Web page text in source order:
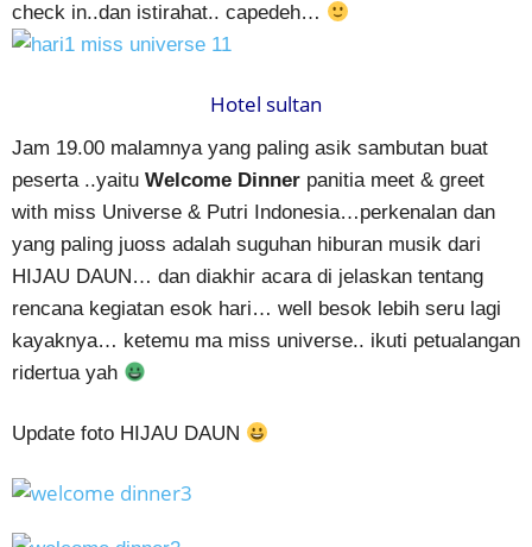
check in..dan istirahat.. capedeh…
Hotel sultan
Jam 19.00 malamnya yang paling asik sambutan buat
peserta ..yaitu Welcome Dinner panitia meet & greet
with miss Universe & Putri Indonesia…perkenalan dan
yang paling juoss adalah suguhan hiburan musik dari
HIJAU DAUN… dan diakhir acara di jelaskan tentang
rencana kegiatan esok hari… well besok lebih seru lagi
kayaknya… ketemu ma miss universe.. ikuti petualangan
ridertua yah
Update foto HIJAU DAUN